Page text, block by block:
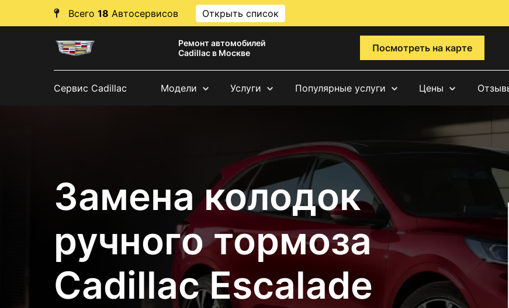
Всего 18 Автосервисов Открыть список
Ремонт автомобилей
Cadillac в Москве
Посмотреть на карте
Сервис Cadillac Модели Услуги Популярные услуги Цены
Замена колодок
ручного тормоза
Cadillac Escalade